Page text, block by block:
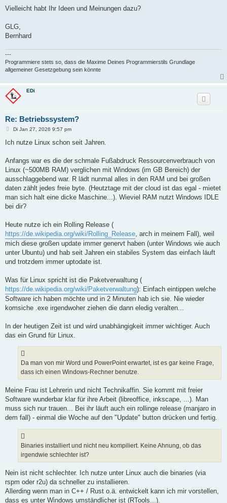
Vielleicht habt Ihr Ideen und Meinungen dazu?
GLG,
Bernhard
---
Programmiere stets so, dass die Maxime Deines Programmierstils Grundlage
allgemeiner Gesetzgebung sein könnte
EDi
Re: Betriebssystem?
B
i
a
Di Jan 27, 2026 9:57 pm
Ich nutze Linux schon seit Jahren.
Anfangs war es die der schmale Fußabdruck Ressourcenverbrauch von
Linux (~500MB RAM) verglichen mit Windows (im GB Bereich) der
ausschlaggebend war. R lädt nunmal alles in den RAM und bei großen
daten zählt jedes freie byte. (Heutztage mit der cloud ist das egal - mietet
man sich halt eine dicke Maschine...). Wieviel RAM nutzt Windows IDLE
bei dir?
Heute nutze ich ein Rolling Release (
https://de.wikipedia.org/wiki/Rolling_Release , arch in meinem Fall), weil
mich diese großen update immer genervt haben (unter Windows wie auch
unter Ubuntu) und hab seit Jahren ein stabiles System das einfach läuft
und trotzdem immer uptodate ist.
Was für Linux spricht ist die Paketverwaltung (
https://de.wikipedia.org/wiki/Paketverwaltung): Einfach eintippen welche
Software ich haben möchte und in 2 Minuten hab ich sie. Nie wieder
komsiche .exe irgendwoher ziehen die dann eledig veralten...
In der heutigen Zeit ist und wird unabhängigkeit immer wichtiger. Auch
das ein Grund für Linux.
Da man von mir Word und PowerPoint erwartet, ist es gar keine Frage,
dass ich einen Windows-Rechner benutze.
Meine Frau ist Lehrerin und nicht Technikaffin. Sie kommt mit freier
Software wunderbar klar für ihre Arbeit (libreoffice, inkscape, ...). Man
muss sich nur trauen... Bei ihr läuft auch ein rollinge release (manjaro in
dem fall) - einmal die Woche auf den "Update" button drücken und fertig.
Binaries installiert und nicht neu kompiliert. Keine Ahnung, ob das
irgendwie schlechter ist?
Nein ist nicht schlechter. Ich nutze unter Linux auch die binaries (via
rspm oder r2u) da schneller zu installieren.
Allerding wenn man in C++ / Rust o.ä. entwickelt kann ich mir vorstellen,
dass es unter Windows umständlicher ist (RTools...).